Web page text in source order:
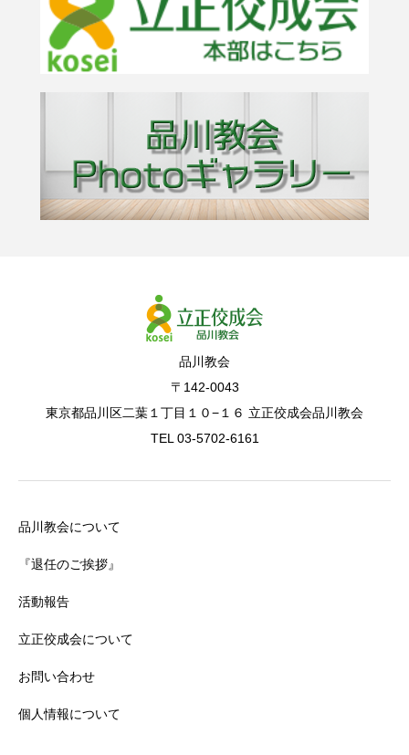
品川教会
〒142-0043
東京都品川区二葉１丁目１０−１６ 立正佼成会品川教会
TEL 03-5702-6161
品川教会について
『退任のご挨拶』
活動報告
立正佼成会について
お問い合わせ
個人情報について